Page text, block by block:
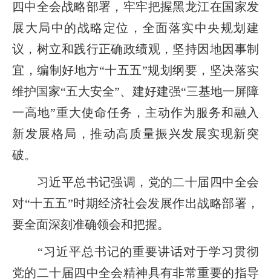
四中全会战略部署，牢牢把握黑龙江在国家发
展大局中的战略定位，全面落实中央规划建
议，树立和践行正确政绩观，坚持因地因事制
宜，编制好地方“十五五”规划纲要，坚决落实
维护国家“五大安全”、建好建强“三基地一屏障
一高地”重大使命任务，主动作为服务和融入
新发展格局，推动高质量振兴发展实现新突
破。
习近平总书记强调，党的二十届四中全会
对“十五五”时期经济社会发展作出战略部署，
要全面深刻准确领会和把握。
“习近平总书记的重要讲话对于学习贯彻
党的二十届四中全会精神具有非常重要的指导